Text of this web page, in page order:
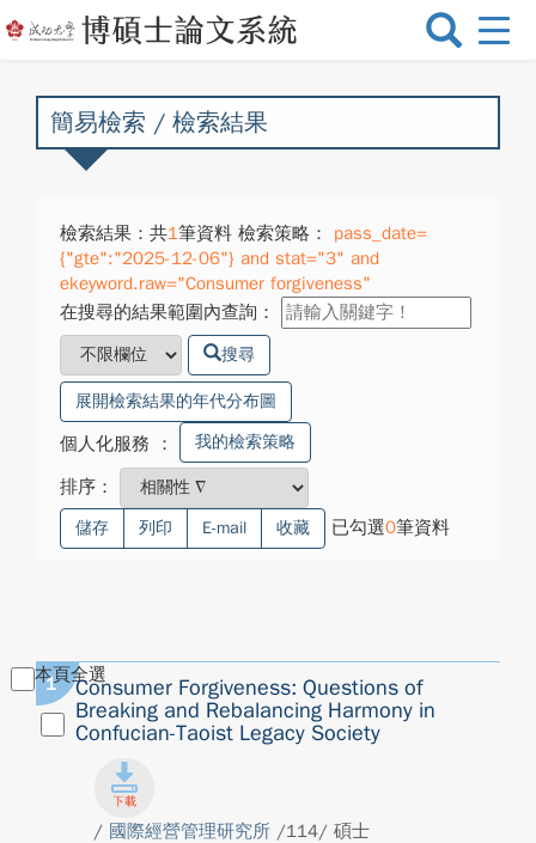
選
換
簡易檢索 / 檢索結果
檢索結果：共1筆資料 檢索策略：
pass_date=
{"gte":"2025-12-06"} and stat="3" and
ekeyword.raw="Consumer forgiveness"
在搜尋的結果範圍內查詢：
搜尋
展開檢索結果的年代分布圖
個人化服務 ： 我的檢索策略
排序：
儲存 列印 E-mail 收藏 已勾選0筆資料
本頁全選
1
Consumer Forgiveness: Questions of
Breaking and Rebalancing Harmony in
Confucian-Taoist Legacy Society
/ 國際經營管理研究所 /114/ 碩士